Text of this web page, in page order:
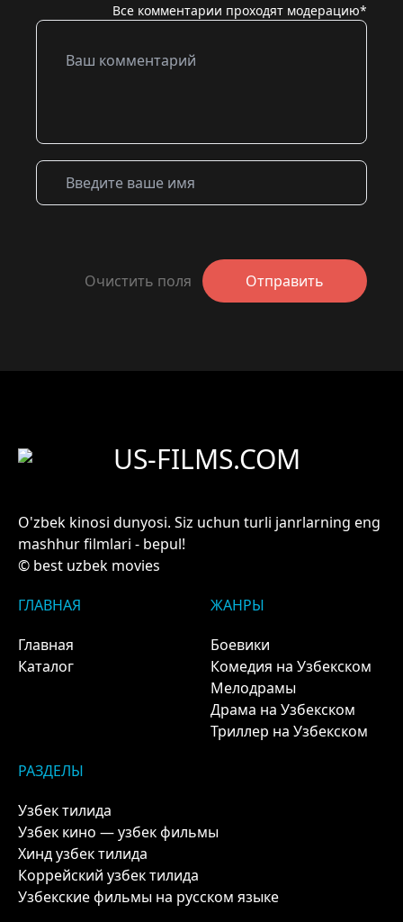
Все комментарии проходят модерацию*
Очистить поля Отправить
US-FILMS.COM
O'zbek kinosi dunyosi. Siz uchun turli janrlarning eng
mashhur filmlari - bepul!
© best uzbek movies
ГЛАВНАЯ
Главная
Каталог
ЖАНРЫ
Боевики
Комедия на Узбекском
Мелодрамы
Драма на Узбекском
Триллер на Узбекском
РАЗДЕЛЫ
Узбек тилида
Узбек кино — узбек фильмы
Хинд узбек тилида
Коррейский узбек тилида
Узбекские фильмы на русском языке